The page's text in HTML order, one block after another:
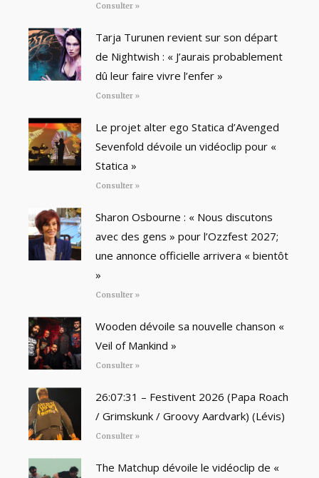
Consulter »
Tarja Turunen revient sur son départ
de Nightwish : « J’aurais probablement
dû leur faire vivre l’enfer »
Consulter »
Le projet alter ego Statica d’Avenged
Sevenfold dévoile un vidéoclip pour «
Statica »
Consulter »
Sharon Osbourne : « Nous discutons
avec des gens » pour l’Ozzfest 2027;
une annonce officielle arrivera « bientôt
»
Consulter »
Wooden dévoile sa nouvelle chanson «
Veil of Mankind »
Consulter »
26:07:31 – Festivent 2026 (Papa Roach
/ Grimskunk / Groovy Aardvark) (Lévis)
Consulter »
The Matchup dévoile le vidéoclip de «